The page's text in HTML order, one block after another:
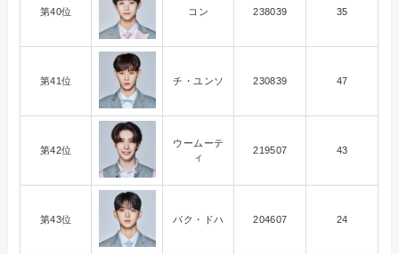
第40位 コン 238039 35
第41位 チ・ユンソ 230839 47
第42位
ウームーテ
ィ
219507 43
第43位 パク・ドハ 204607 24